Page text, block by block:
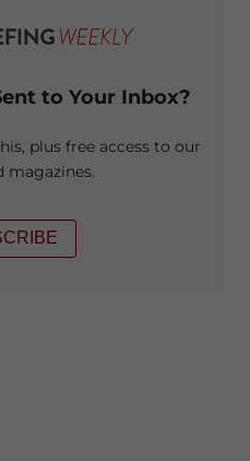
to Your Inbox?
plus free access to our
magazines.